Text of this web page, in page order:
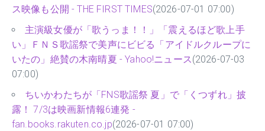
ス映像も公開 - THE FIRST TIMES(2026-07-01 07:00)
主演級女優が「歌うっま！！」「震えるほど歌上手
い」ＦＮＳ歌謡祭で美声にビビる「アイドルクループに
いたの」絶賛の木南晴夏 - Yahoo!ニュース(2026-07-03
07:00)
ちいかわたちが「FNS歌謡祭 夏」で「くつずれ」披
露！ 7/3は映画新情報6連発 -
fan.books.rakuten.co.jp(2026-07-01 07:00)